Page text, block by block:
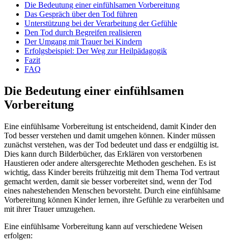
Die Bedeutung einer einfühlsamen Vorbereitung
Das Gespräch über den Tod führen
Unterstützung bei der Verarbeitung der Gefühle
Den Tod durch Begreifen realisieren
Der Umgang mit Trauer bei Kindern
Erfolgsbeispiel: Der Weg zur Heilpädagogik
Fazit
FAQ
Die Bedeutung einer einfühlsamen
Vorbereitung
Eine einfühlsame Vorbereitung ist entscheidend, damit Kinder den
Tod besser verstehen und damit umgehen können. Kinder müssen
zunächst verstehen, was der Tod bedeutet und dass er endgültig ist.
Dies kann durch Bilderbücher, das Erklären von verstorbenen
Haustieren oder andere altersgerechte Methoden geschehen. Es ist
wichtig, dass Kinder bereits frühzeitig mit dem Thema Tod vertraut
gemacht werden, damit sie besser vorbereitet sind, wenn der Tod
eines nahestehenden Menschen bevorsteht. Durch eine einfühlsame
Vorbereitung können Kinder lernen, ihre Gefühle zu verarbeiten und
mit ihrer Trauer umzugehen.
Eine einfühlsame Vorbereitung kann auf verschiedene Weisen
erfolgen: